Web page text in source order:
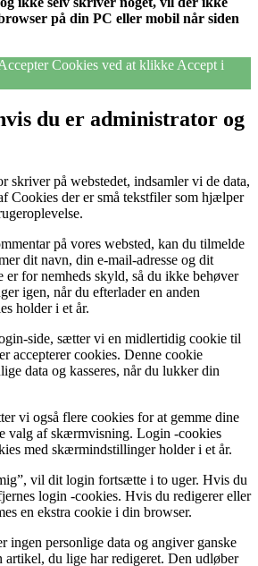
på din PC eller mobil når siden
Cookies ved at klikke Accept i
du er administrator og
skriver på webstedet, indsamler vi de data,
Cookies der er små tekstfiler som hjælper
på vores websted, kan du tilmelde
dit navn, din e-mail-adresse og dit
er for nemheds skyld, så du ikke behøver
igen, når du efterlader en anden
holder i et år.
side, sætter vi en midlertidig cookie til
accepterer cookies. Denne cookie
data og kasseres, når du lukker din
vi også flere cookies for at gemme dine
valg af skærmvisning. Login -cookies
med skærmindstillinger holder i et år.
vil dit login fortsætte i to uger. Hvis du
login -cookies. Hvis du redigerer eller
en ekstra cookie i din browser.
ingen personlige data og angiver ganske
artikel, du lige har redigeret. Den udløber